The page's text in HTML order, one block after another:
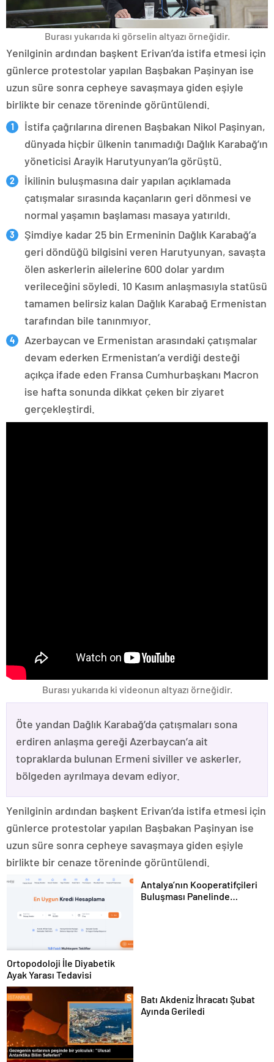
Burası yukarıda ki görselin altyazı örneğidir.
Yenilginin ardından başkent Erivan’da istifa etmesi için
günlerce protestolar yapılan Başbakan Paşinyan ise
uzun süre sonra cepheye savaşmaya giden eşiyle
birlikte bir cenaze töreninde görüntülendi.
İstifa çağrılarına direnen Başbakan Nikol Paşinyan,
dünyada hiçbir ülkenin tanımadığı Dağlık Karabağ’ın
yöneticisi Arayik Harutyunyan’la görüştü.
İkilinin buluşmasına dair yapılan açıklamada
çatışmalar sırasında kaçanların geri dönmesi ve
normal yaşamın başlaması masaya yatırıldı.
Şimdiye kadar 25 bin Ermeninin Dağlık Karabağ’a
geri döndüğü bilgisini veren Harutyunyan, savaşta
ölen askerlerin ailelerine 600 dolar yardım
verileceğini söyledi. 10 Kasım anlaşmasıyla statüsü
tamamen belirsiz kalan Dağlık Karabağ Ermenistan
tarafından bile tanınmıyor.
Azerbaycan ve Ermenistan arasındaki çatışmalar
devam ederken Ermenistan’a verdiği desteği
açıkça ifade eden Fransa Cumhurbaşkanı Macron
ise hafta sonunda dikkat çeken bir ziyaret
gerçekleştirdi.
Burası yukarıda ki videonun altyazı örneğidir.
Öte yandan Dağlık Karabağ’da çatışmaları sona
erdiren anlaşma gereği Azerbaycan’a ait
topraklarda bulunan Ermeni siviller ve askerler,
bölgeden ayrılmaya devam ediyor.
Yenilginin ardından başkent Erivan’da istifa etmesi için
günlerce protestolar yapılan Başbakan Paşinyan ise
uzun süre sonra cepheye savaşmaya giden eşiyle
birlikte bir cenaze töreninde görüntülendi.
Ortopodoloji İle Diyabetik
Ayak Yarası Tedavisi
Antalya’nın Kooperatifçileri
Buluşması Panelinde
Batı Akdeniz İhracatı Şubat
Ayında Geriledi